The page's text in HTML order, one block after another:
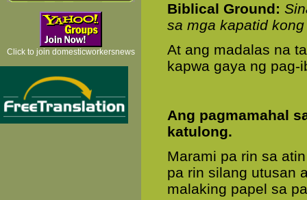
Click to join domesticworkersnews
Biblical Ground:
sa mga kapatid
At ang madalas na
kapwa gaya ng pag-
Ang pagmamahal
katulong.
Marami pa rin sa
pa rin silang utusan
malaking papel sa